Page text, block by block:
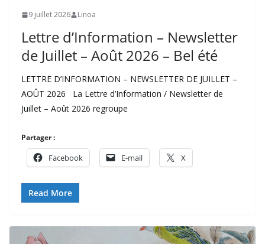
9 juillet 2026 Linoa
Lettre d’Information – Newsletter
de Juillet – Août 2026 – Bel été
LETTRE D’INFORMATION – NEWSLETTER DE JUILLET –
AOÛT 2026 La Lettre d’Information / Newsletter de
Juillet – Août 2026 regroupe
Partager :
Facebook E-mail X
Read More